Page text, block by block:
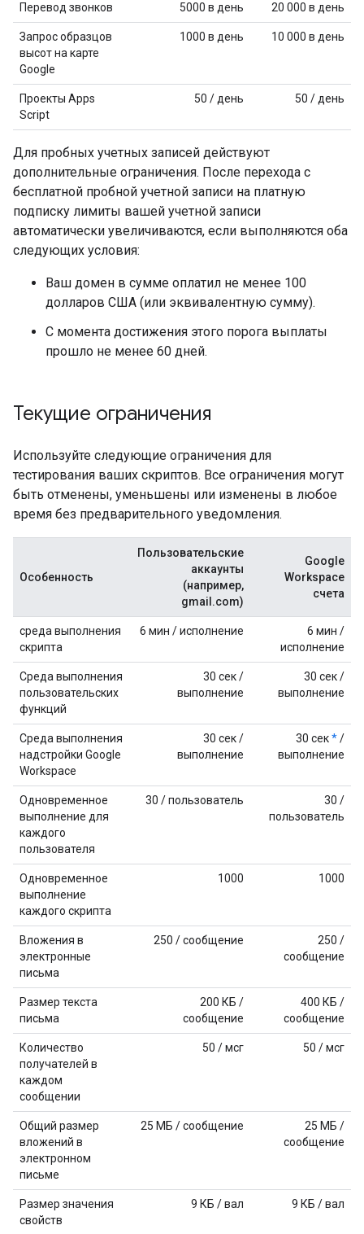
Перевод звонков 5000 в день 20 000 в день
Запрос образцов
высот на карте
Google
1000 в день 10 000 в день
Проекты Apps
Script
50 / день 50 / день
Для пробных учетных записей действуют
дополнительные ограничения. После перехода с
бесплатной пробной учетной записи на платную
подписку лимиты вашей учетной записи
автоматически увеличиваются, если выполняются оба
следующих условия:
Ваш домен в сумме оплатил не менее 100
долларов США (или эквивалентную сумму).
С момента достижения этого порога выплаты
прошло не менее 60 дней.
Текущие ограничения
Используйте следующие ограничения для
тестирования ваших скриптов. Все ограничения могут
быть отменены, уменьшены или изменены в любое
время без предварительного уведомления.
Особенность
Пользовательские
аккаунты
(например,
gmail.com)
Google
Workspace
счета
среда выполнения
скрипта
6 мин / исполнение
6 мин /
исполнение
Среда выполнения
пользовательских
функций
30 сек /
выполнение
30 сек /
выполнение
Среда выполнения
надстройки Google
Workspace
30 сек /
выполнение
30 сек*/
выполнение
Одновременное
выполнение для
каждого
пользователя
30 / пользователь
30 /
пользователь
Одновременное
выполнение
каждого скрипта
1000 1000
Вложения в
электронные
письма
250 / сообщение
250 /
сообщение
Размер текста
письма
200 КБ /
сообщение
400 КБ /
сообщение
Количество
получателей в
каждом
сообщении
50 / мсг 50 / мсг
Общий размер
вложений в
электронном
письме
25 МБ / сообщение
25 МБ /
сообщение
Размер значения
свойств
9 КБ / вал 9 КБ / вал